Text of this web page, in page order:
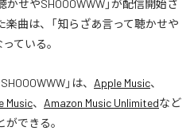
かせやSHOOOWWW」が配信開始さ
曲は、「知らざあ言って聴かせや
ている。
」は、 Apple Music、
Music、 Amazon Music Unlimitedなど
できる。